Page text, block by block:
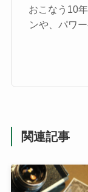
おこなう10
ンや、パワ
関連記事